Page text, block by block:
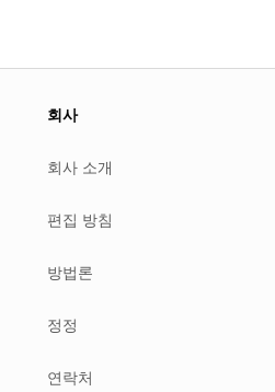
our platform or the law
회사
회사 소개
편집 방침
방법론
정정
연락처